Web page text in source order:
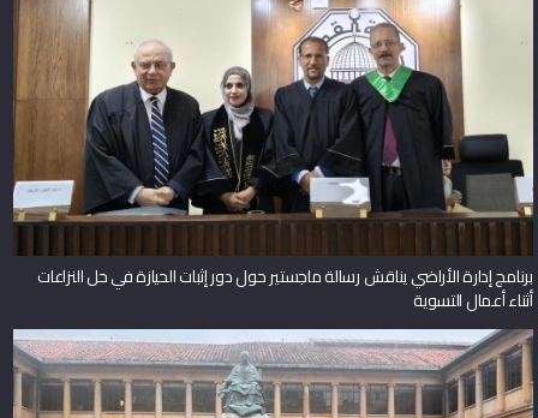
برنامج إدارة الأراضي يناقش رسالة ماجستير حول دور إثبات الحيازة في حل النزاعات
أثناء أعمال التسوية